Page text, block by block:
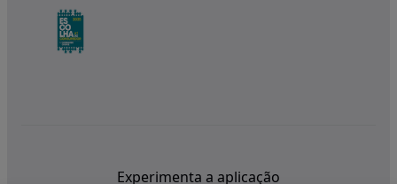
Experimenta a aplicação